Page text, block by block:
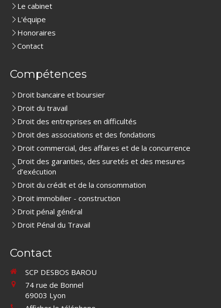
Le cabinet
L'équipe
Honoraires
Contact
Compétences
Droit bancaire et boursier
Droit du travail
Droit des entreprises en difficultés
Droit des associations et des fondations
Droit commercial, des affaires et de la concurrence
Droit des garanties, des suretés et des mesures
d’exécution
Droit du crédit et de la consommation
Droit immobilier - construction
Droit pénal général
Droit Pénal du Travail
Contact
SCP DESBOS BAROU
74 rue de Bonnel
69003 Lyon